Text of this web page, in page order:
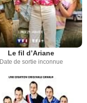
Le fil d’Ariane
Date de sortie inconnue